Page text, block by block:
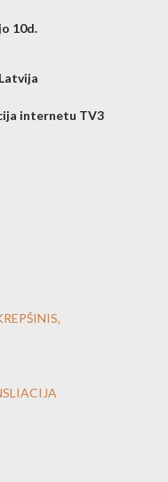
10d.
internetu TV3